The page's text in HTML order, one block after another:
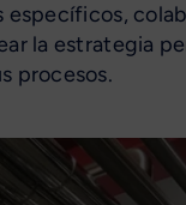
la estrategia
procesos.